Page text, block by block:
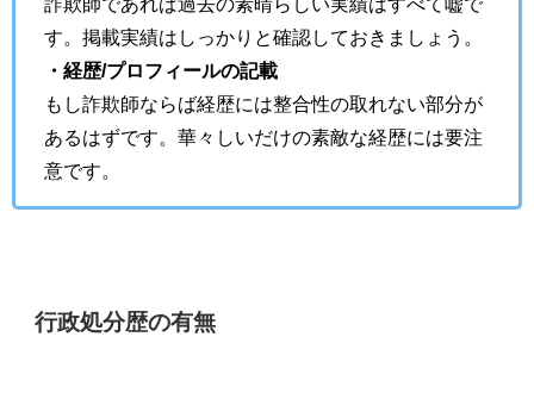
す。掲載実績はしっかりと確認しておきましょう。
・経歴/プロフィールの記載
もし詐欺師ならば経歴には整合性の取れない部分が
あるはずです。華々しいだけの素敵な経歴には要注
意です。
行政処分歴の有無